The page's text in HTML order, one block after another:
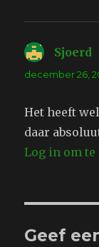
Sjoerd
december 26,
Het heeft
daar
Log in om te
Geef